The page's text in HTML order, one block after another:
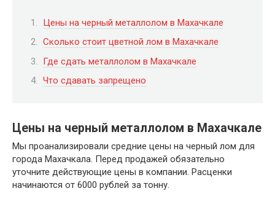
Цены на черный металлолом в Махачкале
Сколько стоит цветной лом в Махачкале
Где сдать металлолом в Махачкале
Что сдавать запрещено
Цены на черный металлолом в Махачкале
Мы проанализировали средние цены на черный лом для
города Махачкала. Перед продажей обязательно
уточните действующие цены в компании. Расценки
начинаются от 6000 рублей за тонну.